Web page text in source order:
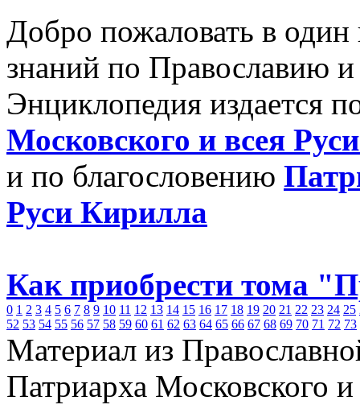
Добро пожаловать в
знаний по Православию
Энциклопедия издается
Московского и всея
и по благословению
Руси Кирилла
Как приобрести тома
0 1 2 3 4 5 6 7 8 9 10 11 12 13 14 15 16 17 18 19 20 21 22 23 24 25
52 53 54 55 56 57 58 59 60 61 62 63 64 65 66 67 68 69 70 71 72 73
Материал из
Патриарха Московского